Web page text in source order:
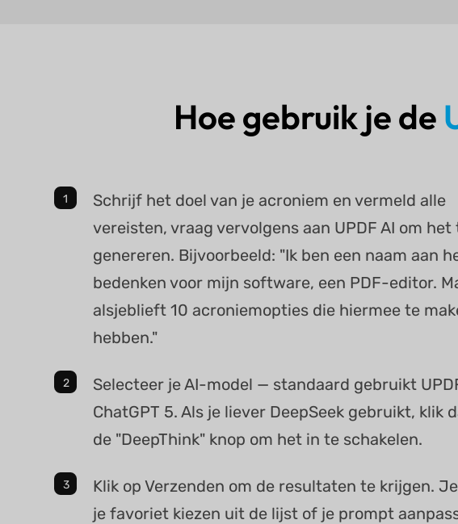
Hoe gebruik je de
Schrijf het doel van je acroniem en vermeld alle
vereisten, vraag vervolgens aan UPDF AI om het
genereren. Bijvoorbeeld: "Ik ben een naam aan
bedenken voor mijn software, een PDF-editor.
alsjeblieft 10 acroniemopties die hiermee te
hebben."
Selecteer je AI-model — standaard gebruikt
ChatGPT 5. Als je liever DeepSeek gebruikt, klik
de "DeepThink" knop om het in te schakelen.
Klik op Verzenden om de resultaten te krijgen.
je favoriet kiezen uit de lijst of je prompt